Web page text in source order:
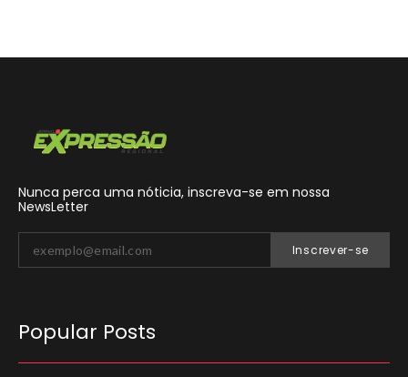
Nunca perca uma nóticia, inscreva-se em nossa
NewsLetter
Inscrever-se
Popular Posts